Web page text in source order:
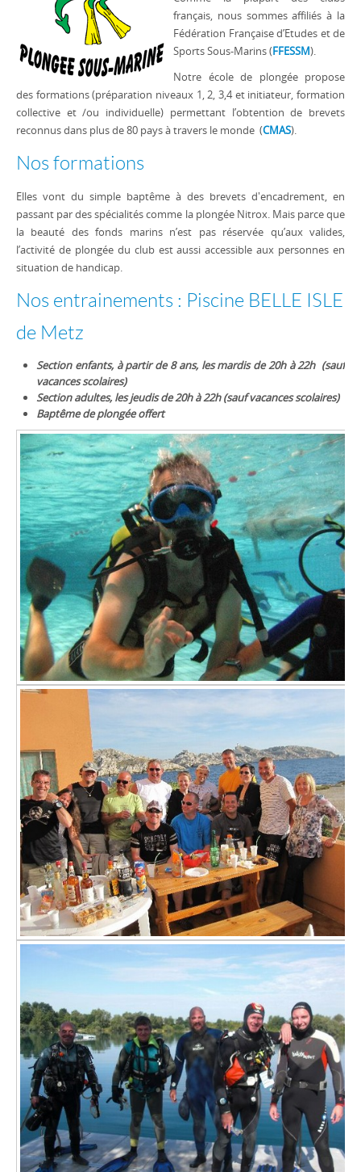
français, nous sommes affiliés à la
Fédération Française d’Etudes et de
Sports Sous-Marins (FFESSM).
Notre école de plongée propose
des formations (préparation niveaux 1, 2, 3,4 et initiateur, formation
collective et /ou individuelle) permettant l’obtention de brevets
reconnus dans plus de 80 pays à travers le monde (CMAS).
Nos formations
Elles vont du simple baptême à des brevets d'encadrement, en
passant par des spécialités comme la plongée Nitrox. Mais parce que
la beauté des fonds marins n’est pas réservée qu’aux valides,
l’activité de plongée du club est aussi accessible aux personnes en
situation de handicap.
Nos entrainements : Piscine BELLE ISLE
de Metz
Section enfants, à partir de 8 ans, les mardis de20h à 22h (sauf
vacances scolaires)
Section adultes, les jeudis de 20h à 22h (sauf vacances scolaires)
Baptême de plongée offert